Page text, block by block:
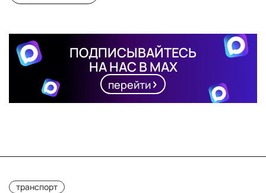
ПОДПИСЫВАЙТЕСЬ
НА НАС В MAX
перейти
транспорт